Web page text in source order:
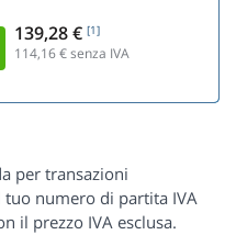
139,28 € [1]
114,16€ senza IVA
per transazioni
numero di partita IVA
il prezzo IVA esclusa.